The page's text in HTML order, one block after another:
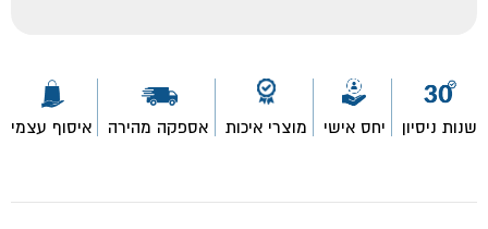
שנות ניסיון יחס אישי מוצרי איכות אספקה מהירה איסוף עצמי